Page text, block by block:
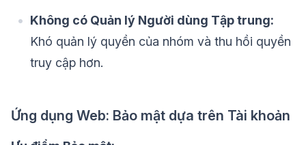
Không có Quản lý Người dùng Tập trung:
Khó quản lý quyền của nhóm và thu hồi quyền
truy cập hơn.
Ứng dụng Web: Bảo mật dựa trên Tài khoản